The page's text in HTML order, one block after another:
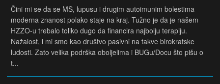
Čini mi se da se MS, lupusu i drugim autoimunim bolestima
moderna znanost polako staje na kraj. Tužno je da je našem
HZZO-u trebalo toliko dugo da financira najbolju terapiju.
Nažalost, i mi smo kao društvo pasivni na takve birokratske
ludosti. Zato velika podrška oboljelima i BUGu/Docu što pišu o
t...